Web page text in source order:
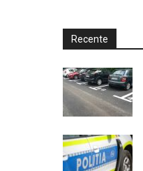
Recente